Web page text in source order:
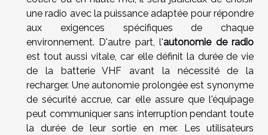
une radio avec la puissance adaptée pour répondre
aux exigences spécifiques de chaque
environnement. D'autre part, l'autonomie de radio
est tout aussi vitale, car elle définit la durée de vie
de la batterie VHF avant la nécessité de la
recharger. Une autonomie prolongée est synonyme
de sécurité accrue, car elle assure que l'équipage
peut communiquer sans interruption pendant toute
la durée de leur sortie en mer. Les utilisateurs